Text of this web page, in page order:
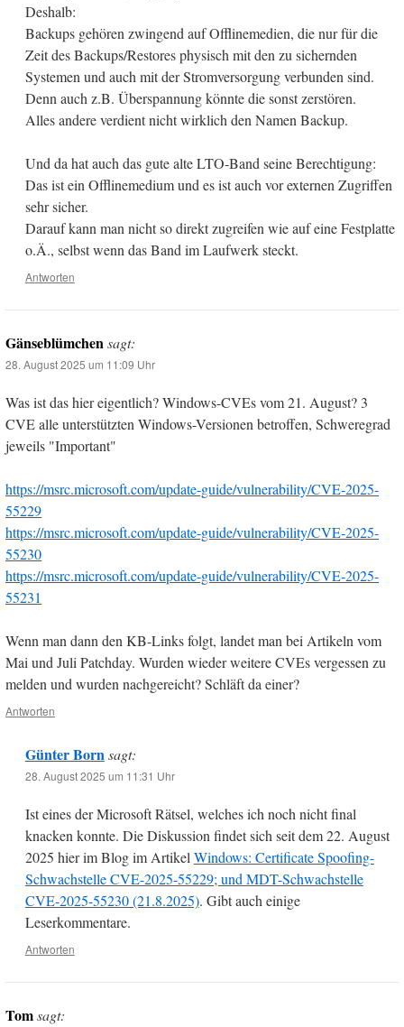
Deshalb:
Backups gehören zwingend auf Offlinemedien, die nur für die
Zeit des Backups/Restores physisch mit den zu sichernden
Systemen und auch mit der Stromversorgung verbunden sind.
Denn auch z.B. Überspannung könnte die sonst zerstören.
Alles andere verdient nicht wirklich den Namen Backup.
Und da hat auch das gute alte LTO-Band seine Berechtigung:
Das ist ein Offlinemedium und es ist auch vor externen Zugriffen
sehr sicher.
Darauf kann man nicht so direkt zugreifen wie auf eine Festplatte
o.Ä., selbst wenn das Band im Laufwerk steckt.
Antworten
Gänseblümchensagt:
28. August 2025 um 11:09 Uhr
Was ist das hier eigentlich? Windows-CVEs vom 21. August? 3
CVE alle unterstützten Windows-Versionen betroffen, Schweregrad
jeweils "Important"
https://msrc.microsoft.com/update-guide/vulnerability/CVE-2025-
55229
https://msrc.microsoft.com/update-guide/vulnerability/CVE-2025-
55230
https://msrc.microsoft.com/update-guide/vulnerability/CVE-2025-
55231
Wenn man dann den KB-Links folgt, landet man bei Artikeln vom
Mai und Juli Patchday. Wurden wieder weitere CVEs vergessen zu
melden und wurden nachgereicht? Schläft da einer?
Antworten
Günter Born sagt:
28. August 2025 um 11:31 Uhr
Ist eines der Microsoft Rätsel, welches ich noch nicht final
knacken konnte. Die Diskussion findet sich seit dem 22. August
2025 hier im Blog im Artikel Windows: Certificate Spoofing-
Schwachstelle CVE-2025-55229; und MDT-Schwachstelle
CVE-2025-55230 (21.8.2025). Gibt auch einige
Leserkommentare.
Antworten
Tomsagt: